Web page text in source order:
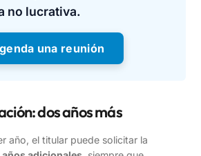
no lucrativa.
una reunión
dos años más
año, el titular puede solicitar la